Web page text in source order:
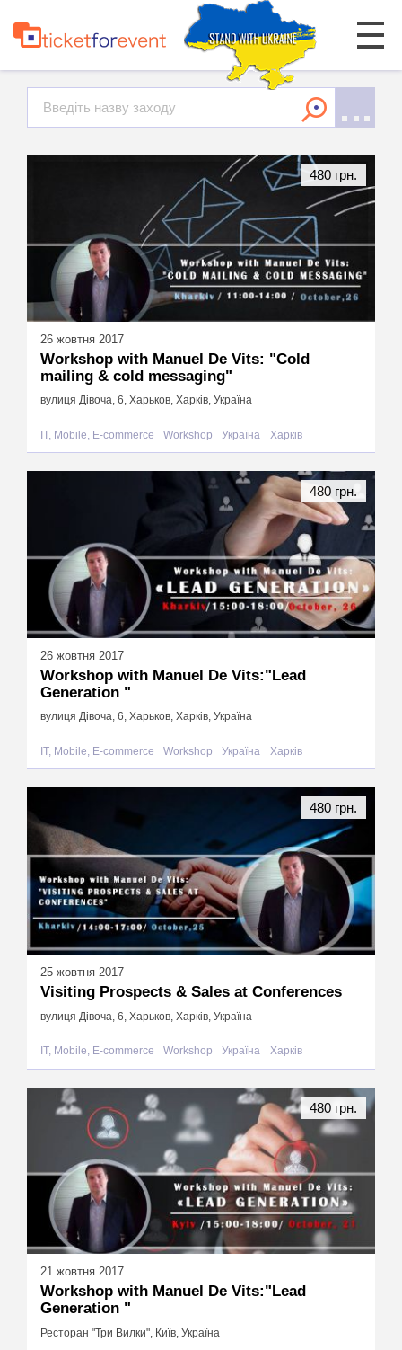
26 жовтня 2017
Workshop with Manuel De Vits: "Сold
mailing & cold messaging"
вулиця Дівоча, 6, Харьков, Харків, Україна
IT, Mobile, E-commerce Workshop Україна Харків
480 грн.
26 жовтня 2017
Workshop with Manuel De Vits:"Lead
Generation "
вулиця Дівоча, 6, Харьков, Харків, Україна
IT, Mobile, E-commerce Workshop Україна Харків
480 грн.
25 жовтня 2017
Visiting Prospects & Sales at Conferences
вулиця Дівоча, 6, Харьков, Харків, Україна
IT, Mobile, E-commerce Workshop Україна Харків
480 грн.
21 жовтня 2017
Workshop with Manuel De Vits:"Lead
Generation "
Ресторан "Три Вилки", Київ, Україна
480 грн.